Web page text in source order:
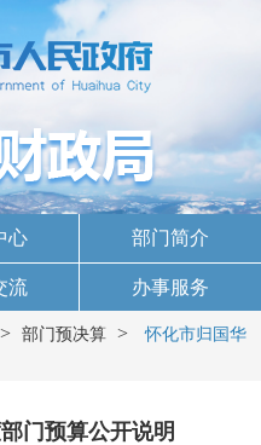
心 部门简介
流 办事服务
> 部门预决算 >
怀化市归国华
门预算公开说明